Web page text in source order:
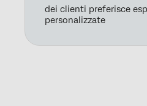
dei clienti preferisce
personalizzate